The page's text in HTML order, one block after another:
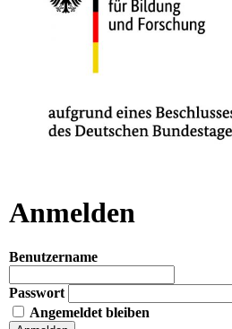
Anmelden
Benutzername
Passwort
Angemeldet bleiben